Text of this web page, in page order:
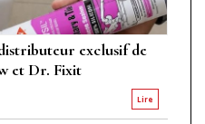
exclusif de
et Dr. Fixit
Lire